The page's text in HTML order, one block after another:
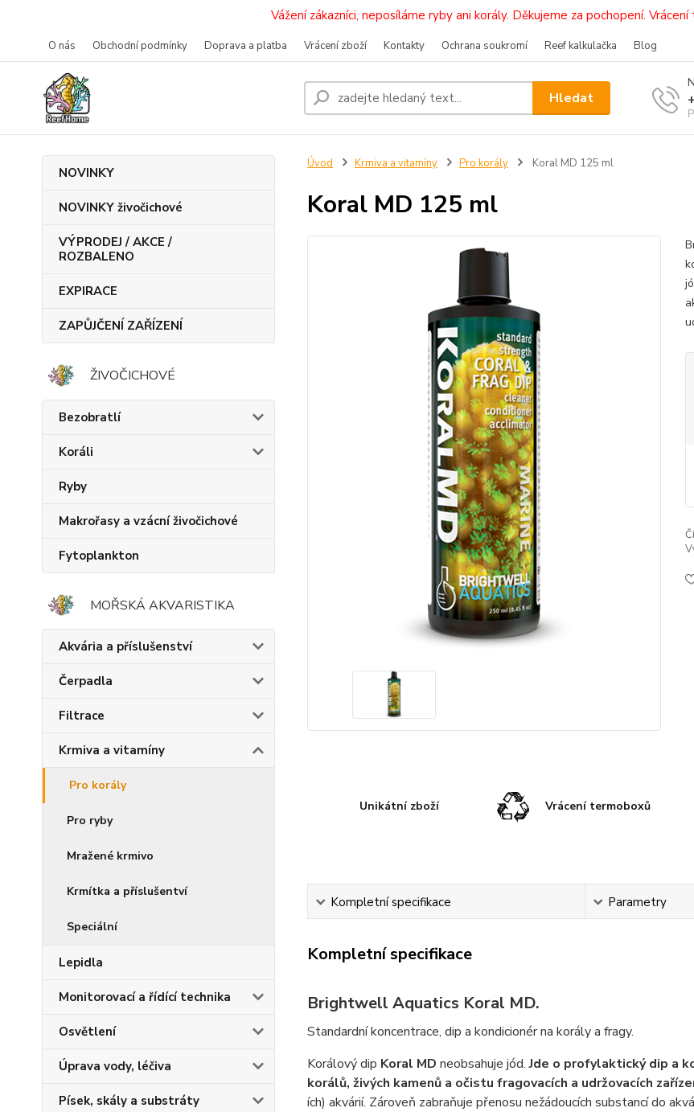
Vážení zákazníci, neposíláme ryby ani korály. Děkujeme za pochopení.
O nás Obchodní podmínky Doprava a platba Vrácení zboží Kontakty Ochrana soukromí Reef kalkulačka Blog
Hledat
NOVINKY
NOVINKY živočichové
VÝPRODEJ / AKCE /
ROZBALENO
EXPIRACE
ZAPŮJČENÍ ZAŘÍZENÍ
ŽIVOČICHOVÉ
Bezobratlí
Koráli
Ryby
Makrořasy a vzácní živočichové
Fytoplankton
MOŘSKÁ AKVARISTIKA
Akvária a příslušenství
Čerpadla
Filtrace
Krmiva a vitamíny
Pro korály
Pro ryby
Mražené krmivo
Krmítka a příslušentví
Speciální
Lepidla
Monitorovací a řídící technika
Osvětlení
Úprava vody, léčiva
Písek, skály a substráty
Úvod Krmiva a vitamíny Pro korály Koral MD 125 ml
Koral MD 125 ml
Unikátní zboží Vrácení termoboxů
Kompletní specifikace Parametry
Kompletní specifikace
Brightwell Aquatics Koral MD.
Standardní koncentrace, dip a kondicionér na korály a fragy.
Korálový dip Koral MD neobsahuje jód.Jde o profylaktický dip a
korálů, živých kamenů a očistu fragovacích a udržovacích
ích) akvárií. Zároveň zabraňuje přenosu nežádoucích substancí do